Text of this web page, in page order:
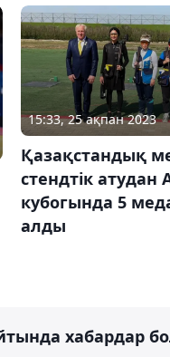
15:33, 25 ақпан 2023
Қазақстандық
стендтік атудан
кубогында 5
алды
хабардар